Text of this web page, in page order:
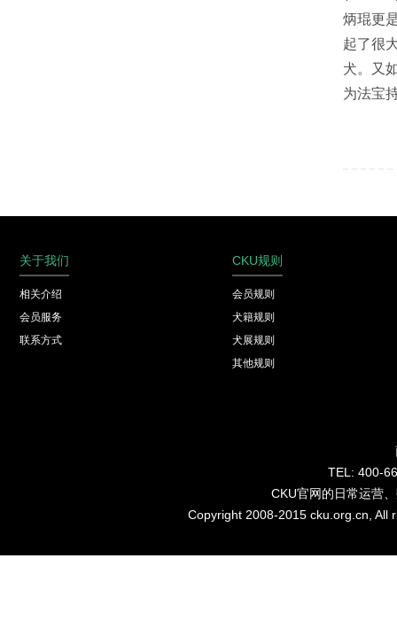
炳琨更
起了很
犬。又
为法宝
关于我们
相关介绍
会员服务
联系方式
CKU规则
会员规则
犬籍规则
犬展规则
其他规则
TEL: 400-
CKU官网的日常运营
Copyright 2008-2015 cku.org.cn,